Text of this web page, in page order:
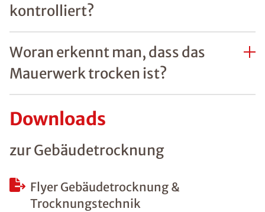
kontrolliert?
Woran erkennt man, dass das
Mauerwerk trocken ist?
Downloads
zur Gebäudetrocknung
Flyer Gebäudetrocknung &
Trocknungstechnik